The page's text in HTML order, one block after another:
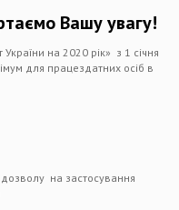
Вашу увагу!
на 2020 рік» з 1 січня
для працездатних осіб в
на застосування